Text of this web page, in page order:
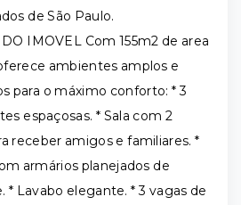
de São Paulo.
IMOVEL Com 155m2 de area
ambientes amplos e
para o máximo conforto: * 3
espaçosas. * Sala com 2
receber amigos e familiares. *
armários planejados de
* Lavabo elegante. * 3 vagas de